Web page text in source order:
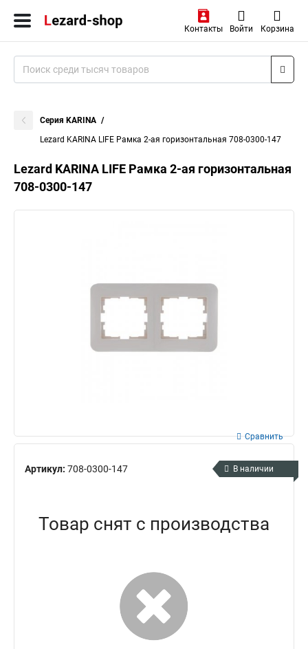
Контакты Войти Корзина
Серия KARINA
Lezard KARINA LIFE Рамка 2-ая горизонтальная 708-0300-147
Lezard KARINA LIFE Рамка 2-ая горизонтальная
708-0300-147
Артикул: 708-0300-147
Сравнить
В наличии
Товар снят с производства